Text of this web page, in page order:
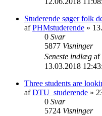
Studerende søger folk
afPHMstuderende »
0 Svar
5877 Visninger
Seneste indlæg af
13.03.2018
Three students are
afDTU_studerende »
0 Svar
5724 Visninger